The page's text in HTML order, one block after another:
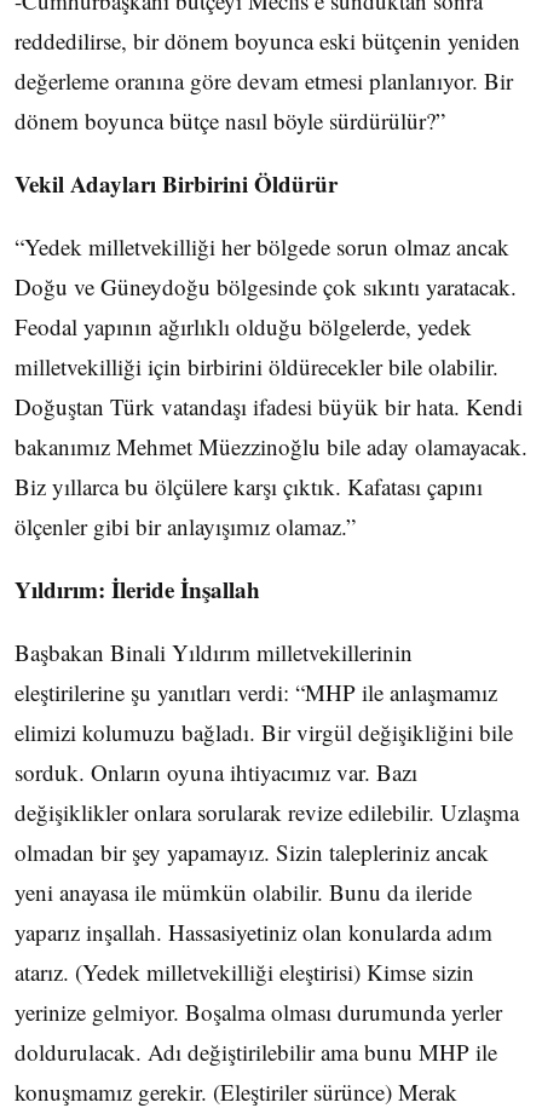
reddedilirse, bir dönem boyunca eski bütçenin yeniden
değerleme oranına göre devam etmesi planlanıyor. Bir
dönem boyunca bütçe nasıl böyle sürdürülür?”
Vekil Adayları Birbirini Öldürür
“Yedek milletvekilliği her bölgede sorun olmaz ancak
Doğu ve Güneydoğu bölgesinde çok sıkıntı yaratacak.
Feodal yapının ağırlıklı olduğu bölgelerde, yedek
milletvekilliği için birbirini öldürecekler bile olabilir.
Doğuştan Türk vatandaşı ifadesi büyük bir hata. Kendi
bakanımız Mehmet Müezzinoğlu bile aday olamayacak.
Biz yıllarca bu ölçülere karşı çıktık. Kafatası çapını
ölçenler gibi bir anlayışımız olamaz.”
Yıldırım: İleride İnşallah
Başbakan Binali Yıldırım milletvekillerinin
eleştirilerine şu yanıtları verdi: “MHP ile anlaşmamız
elimizi kolumuzu bağladı. Bir virgül değişikliğini bile
sorduk. Onların oyuna ihtiyacımız var. Bazı
değişiklikler onlara sorularak revize edilebilir. Uzlaşma
olmadan bir şey yapamayız. Sizin talepleriniz ancak
yeni anayasa ile mümkün olabilir. Bunu da ileride
yaparız inşallah. Hassasiyetiniz olan konularda adım
atarız. (Yedek milletvekilliği eleştirisi) Kimse sizin
yerinize gelmiyor. Boşalma olması durumunda yerler
doldurulacak. Adı değiştirilebilir ama bunu MHP ile
konuşmamız gerekir. (Eleştiriler sürünce) Merak